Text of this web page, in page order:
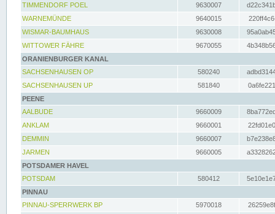
TIMMENDORF POEL
9630007
WARNEMÜNDE
9640015
WISMAR-BAUMHAUS
9630008
WITTOWER FÄHRE
9670055
ORANIENBURGER KANAL
SACHSENHAUSEN OP
580240
SACHSENHAUSEN UP
581840
PEENE
AALBUDE
9660009
ANKLAM
9660001
DEMMIN
9660007
JARMEN
9660005
POTSDAMER HAVEL
POTSDAM
580412
PINNAU
PINNAU-SPERRWERK BP
5970018